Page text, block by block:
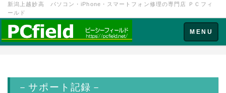
新潟上越妙高 パソコン・iPhone・スマートフォン修理の専門店 ＰＣフィ
ールド
Toggle
navigation
MENU
－サポート記録－